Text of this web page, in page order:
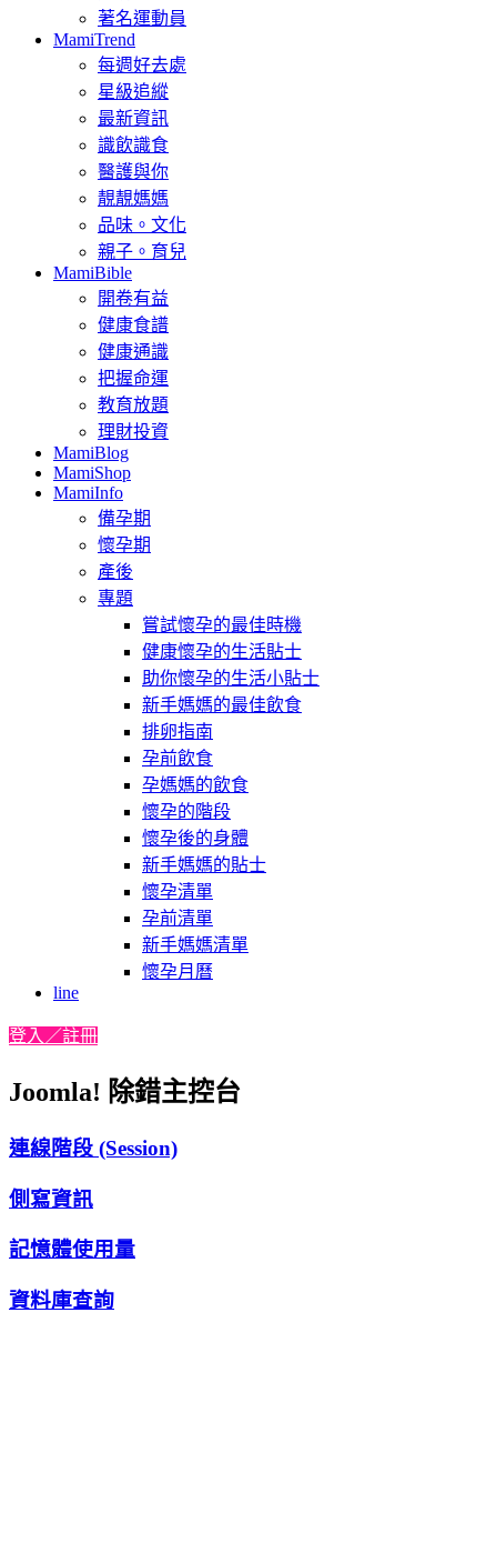
著名運動員
MamiTrend
每週好去處
星級追縱
最新資訊
識飲識食
醫護與你
靚靚媽媽
品味。文化
親子。育兒
MamiBible
開卷有益
健康食譜
健康通識
把握命運
教育放題
理財投資
MamiBlog
MamiShop
MamiInfo
備孕期
懷孕期
產後
專題
嘗試懷孕的最佳時機
健康懷孕的生活貼士
助你懷孕的生活小貼士
新手媽媽的最佳飲食
排卵指南
孕前飲食
孕媽媽的飲食
懷孕的階段
懷孕後的身體
新手媽媽的貼士
懷孕清單
孕前清單
新手媽媽清單
懷孕月曆
line
登入／註冊
Joomla! 除錯主控台
連線階段 (Session)
側寫資訊
記憶體使用量
資料庫查詢